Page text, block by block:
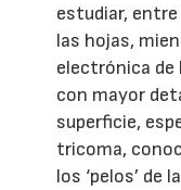
estudiar,
las hojas,
electrónica de
con mayor
superficie,
tricoma,
los ‘pelos’ de